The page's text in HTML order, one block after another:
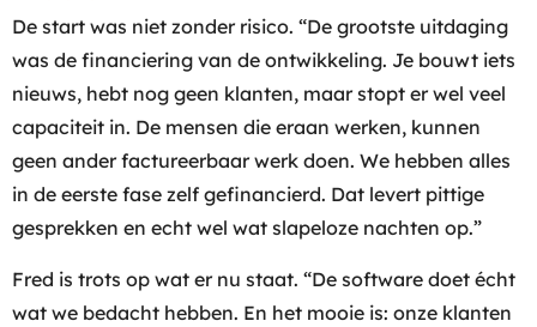
De start was niet zonder risico. “De grootste uitdaging
was de financiering van de ontwikkeling. Je bouwt iets
nieuws, hebt nog geen klanten, maar stopt er wel veel
capaciteit in. De mensen die eraan werken, kunnen
geen ander factureerbaar werk doen. We hebben alles
in de eerste fase zelf gefinancierd. Dat levert pittige
gesprekken en echt wel wat slapeloze nachten op.”
Fred is trots op wat er nu staat. “De software doet écht
wat we bedacht hebben. En het mooie is: onze klanten